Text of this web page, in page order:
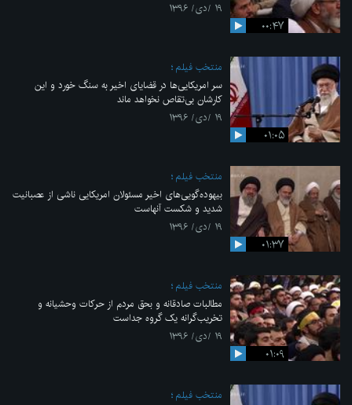
۰۰:۴۷
۱۹ /دی/ ۱۳۹۶
۰۱:۰۵
منتخب فیلم
سر امریکایی‌ها در قضایای اخیر به سنگ خورد و این
کارشان بی‌تقاص نخواهد ماند
۱۹ /دی/ ۱۳۹۶
۰۱:۳۷
منتخب فیلم
بیهوده‌گویی‌های اخیر مسئولان امریکایی ناشی از عصبانیت
شدید و شکست آنهاست
۱۹ /دی/ ۱۳۹۶
۰۱:۰۹
منتخب فیلم
مطالبات صادقانه و بحق مردم از حرکات وحشیانه و
تخریب‌گرانه یک گروه جداست
۱۹ /دی/ ۱۳۹۶
منتخب فیلم